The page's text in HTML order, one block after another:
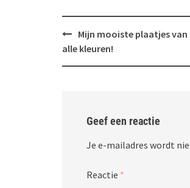
Bericht
navigatie
Mijn mooiste plaatjes
alle kleuren!
Geef een reactie
Je e-mailadres wordt
Reactie *